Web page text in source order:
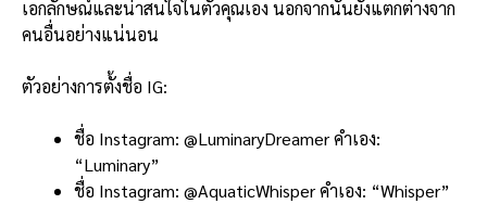
เอกลักษณ์และน่าสนใจในตัวคุณเอง นอกจากนั้นยังแตกต่างจาก
คนอื่นอย่างแน่นอน
ตัวอย่างการตั้งชื่อ IG:
ชื่อ Instagram: @LuminaryDreamer คำเอง:
“Luminary”
ชื่อ Instagram: @AquaticWhisper คำเอง: “Whisper”